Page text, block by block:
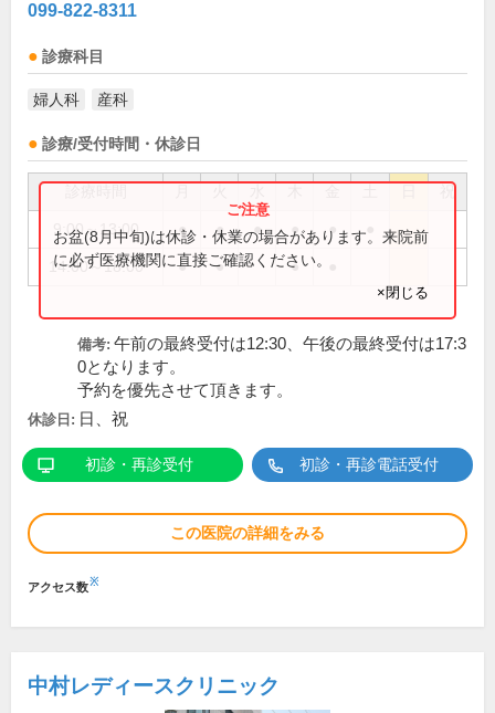
099-822-8311
診療科目
婦人科 産科
診療/受付時間・休診日
祝
9:00～13:00 ● ● ● ● ●
14:00～18:00 ● ● ●
お盆(8月中旬)は休診・休業の場合があります。来院前
に必ず医療機関に直接ご確認ください。
×閉じる
備考: 午前の最終受付は12:30、午後の最終受付は17:3
0となります。
予約を優先させて頂きます。
休診日: 日、祝
初診・再診受付 初診・再診電話受付
この医院の詳細をみる
アクセス数※
中村レディースクリニック